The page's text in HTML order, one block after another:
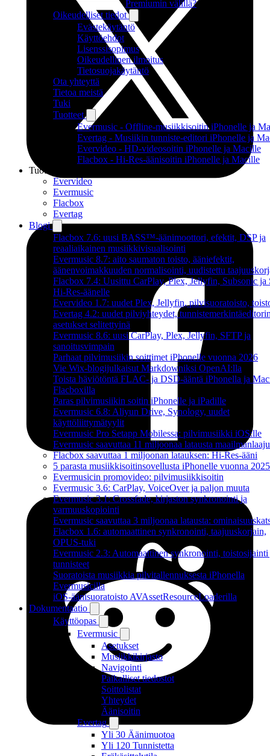
Premiumin välillä?
Oikeudelliset tiedot
Evästekäytäntö
Käyttöehdot
Lisenssisopimus
Oikeudellinen ilmoitus
Tietosuojakäytäntö
Ota yhteyttä
Tietoa meistä
Tuki
Tuotteet
Evermusic - Offline-musiikkisoitin iPhonelle ja
Evertag - Musiikin tunniste-editori iPhonelle ja
Evervideo - HD-videosoitin iPhonelle ja Macille
Flacbox - Hi-Res-äänisoitin iPhonelle ja Macille
Tuotteet
Evervideo
Evermusic
Flacbox
Evertag
Blogi
Flacbox 7.6: uusi BASS™-äänimoottori, efektit, DSP ja
reaaliaikainen musiikkivisualisointi
Evermusic 8.7: aito saumaton toisto, ääniefektit,
äänenvoimakkuuden normalisointi, uudistettu
Flacbox 7.4: Uusittu CarPlay, Plex, Jellyfin, Subsonic ja
Hi-Res-äänelle
Evervideo 1.7: uudet Plex, Jellyfin, pilvisuoratoisto,
Evertag 4.2: uudet pilviyhteydet,
asetukset selitettyinä
Evermusic 8.6: uusi CarPlay, Plex, Jellyfin, SFTP ja
sanoitusvimpain
Parhaat pilvimusiikin soittimet iPhonelle vuonna 2026
Vie Wix-blogijulkaisut Markdowniksi OpenAI:lla
Toista häviötöntä FLAC- ja DSD-ääntä iPhonella ja
Flacboxilla
Paras pilvimusiikin soitin iPhonelle ja iPadille
Evermusic 6.8: Aliyun Drive, Synology, uudet
käyttöliittymätyylit
Evermusic Pro Setapp Mobilessa: pilvimusiikki iOS:lle
Evermusic saavuttaa 11 miljoonaa latausta
Flacbox saavuttaa 1 miljoonan latauksen: Hi-Res-ääni
5 parasta musiikkisoitinsovellusta iPhonelle vuonna 2025
Evermusicin promovideo: pilvimusiikkisoitin
Evermusic 3.6: CarPlay, VoiceOver ja paljon muuta
Evermusic 3.1: Crossfade, kirjaston synkronointi ja
varmuuskopiointi
Evermusic saavuttaa 3 miljoonaa latausta:
Flacbox 1.6: automaattinen synkronointi, taajuuskorjain,
OPUS-tuki
Evermusic 2.3: Automaattinen synkronointi, toistosijainti
tunnisteet
Suoratoista musiikkia pilvitallennuksesta iPhonella
Evermusicilla
iOS-äänisuoratoisto AVAssetResourceLoaderilla
Dokumentaatio
Käyttöopas
Evermusic
Asetukset
Musiikkikirjasto
Navigointi
Paikalliset tiedostot
Soittolistat
Yhteydet
Äänisoitin
Evertag
Yli 30 Äänimuotoa
Yli 120 Tunnistetta